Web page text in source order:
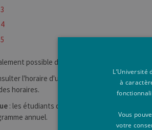
possible de consulter l'horaire de
l'horaire d'une unité d'enseignement,
horaires.
: les étudiants de l'université disposent d'un
annuel.
à
Vous
votre